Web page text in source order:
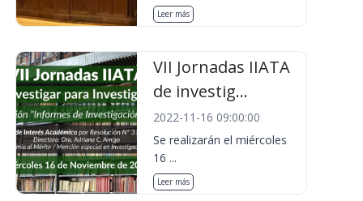
Leer más
VII Jornadas IIATA
de investig...
2022-11-16 09:00:00
Se realizarán el miércoles
16 ...
Leer más